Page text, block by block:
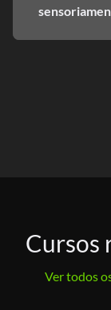
Cursos
Ver todos